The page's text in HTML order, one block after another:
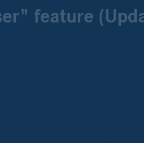
feature